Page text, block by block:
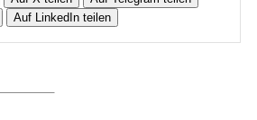
Auf LinkedIn teilen